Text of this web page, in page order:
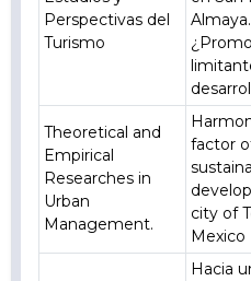
Perspectivas del
Turismo
Almaya.
Theoretical and
Empirical
Researches in
Urban
Management.
factor
city of
Mexico
Hacia